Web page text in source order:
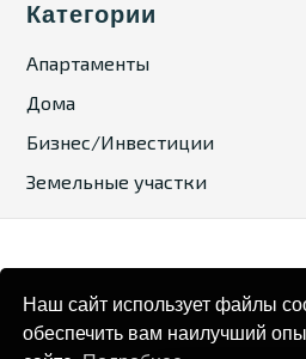
Категории
Апартаменты
Дома
Бизнес/Инвестиции
Земельные участки
© 2025. Bulgaria Tours by
Карта сайта Политика
Наш сайт использует файлы
обеспечить вам наилучший